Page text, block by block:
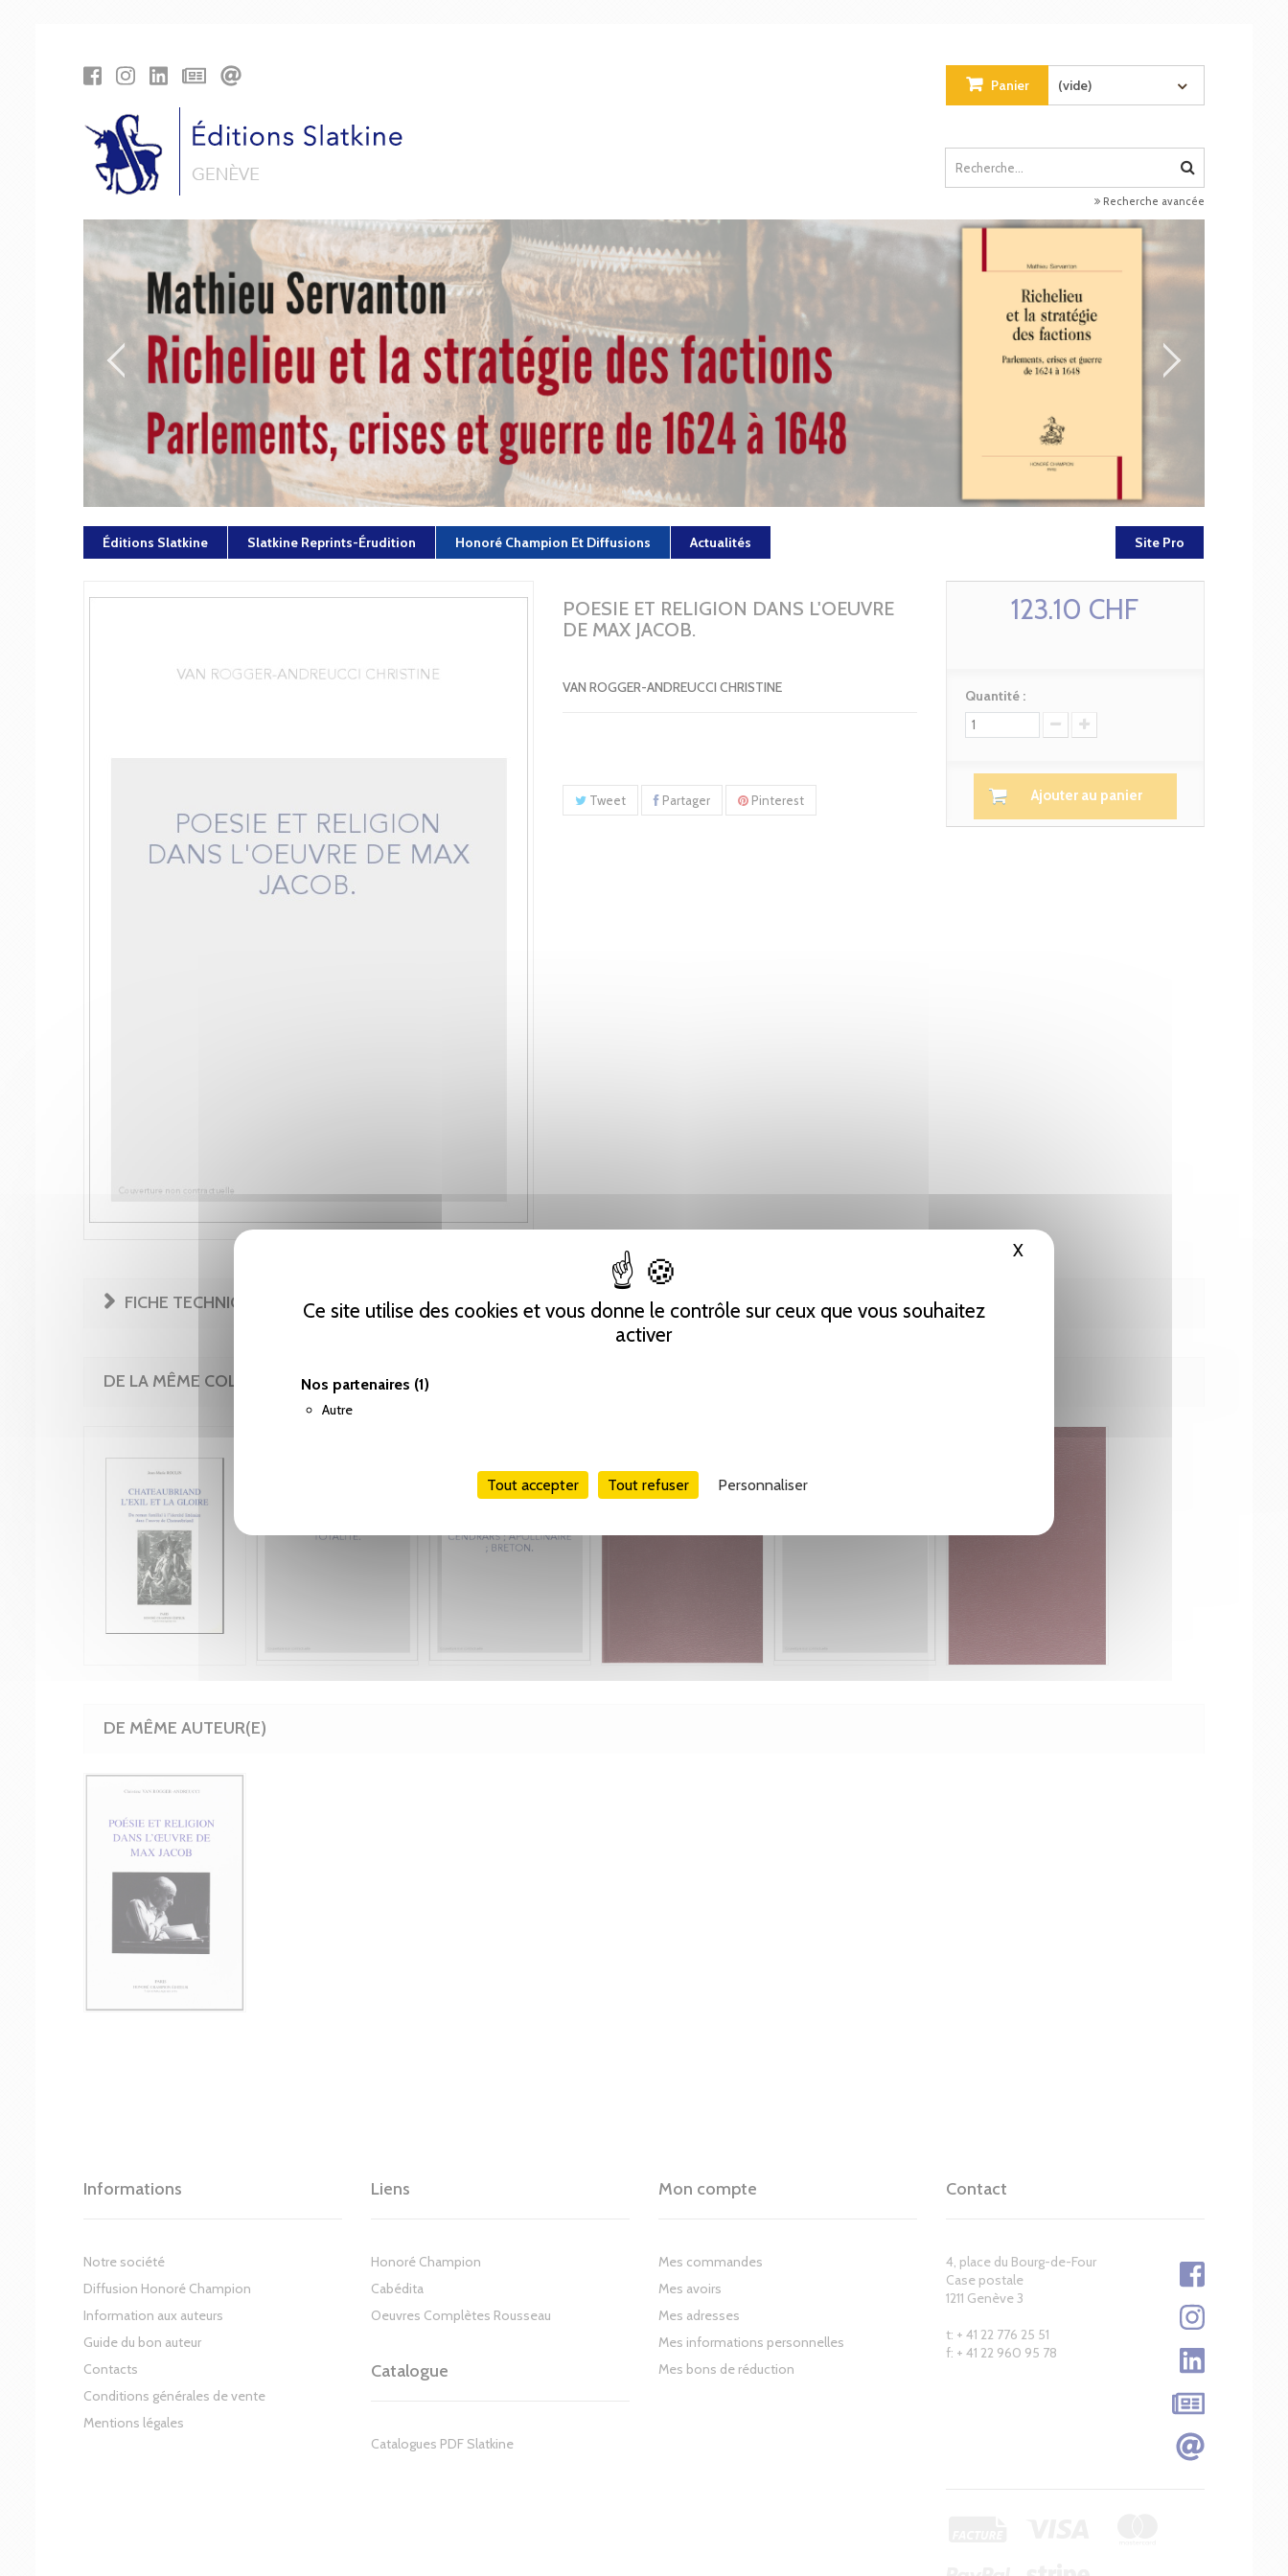
Ce site utilise des cookies et vous donne le contrôle sur ceux que vous souhaitez
activer
Nos partenaires (1)
Autre
Tout accepter Tout refuser Personnaliser
X Masquer le bandeau des cookies
Panier (vide)
Recherche avancée
Éditions Slatkine Slatkine Reprints-Érudition Honoré Champion Et Diffusions Actualités Site Pro
POESIE ET RELIGION DANS L'OEUVRE
DE MAX JACOB.
VAN ROGGER-ANDREUCCI CHRISTINE
Tweet Partager Pinterest
123.10 CHF
Quantité :
Ajouter au panier
FICHE TECHNIQUE
DE LA MÊME COLLECTION
DE MÊME AUTEUR(E)
Informations
Notre société
Diffusion Honoré Champion
Information aux auteurs
Guide du bon auteur
Contacts
Conditions générales de vente
Mentions légales
Liens
Honoré Champion
Cabédita
Oeuvres Complètes Rousseau
Catalogue
Catalogues PDF Slatkine
Mon compte
Mes commandes
Mes avoirs
Mes adresses
Mes informations personnelles
Mes bons de réduction
Contact
4, place du Bourg-de-Four
Case postale
1211 Genève 3
t: + 41 22 776 25 51
f: + 41 22 960 95 78